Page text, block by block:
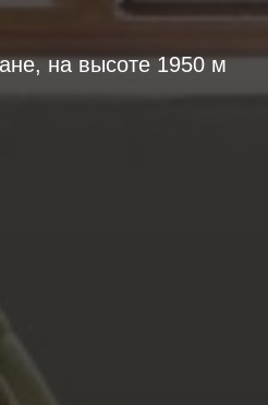
на высоте 1950 м